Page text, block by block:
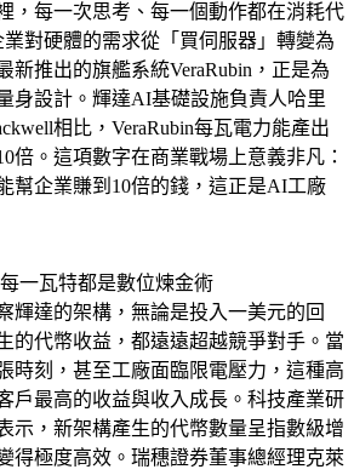
，每一次思考、每一個動作都在消耗代
業對硬體的需求從「買伺服器」轉變為
新推出的旗艦系統VeraRubin，正是為
身設計。輝達AI基礎設施負責人哈里
相比，VeraRubin每瓦電力能產出
倍。這項數字在商業戰場上意義非凡：
幫企業賺到10倍的錢，這正是AI工廠
一瓦特都是數位煉金術
輝達的架構，無論是投入一美元的回
的代幣收益，都遠遠超越競爭對手。當
時刻，甚至工廠面臨限電壓力，這種高
戶最高的收益與收入成長。科技產業研
示，新架構產生的代幣數量呈指數級增
得極度高效。瑞穗證券董事總經理克萊